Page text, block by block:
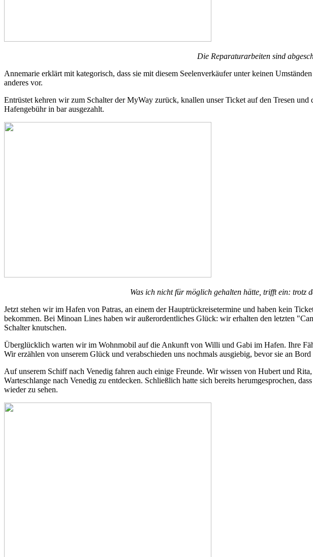
Die Reparaturarbeiten sind
Annemarie erklärt mit kategorisch, dass sie mit diesem Seelenverkäufer unter keinen
anderes vor.
Entrüstet kehren wir zum Schalter der MyWay zurück, knallen unser Ticket auf den Tresen
Hafengebühr in bar ausgezahlt.
Was ich nicht für möglich gehalten hätte, trifft ein: trotz
Jetzt stehen wir im Hafen von Patras, an einem der Hauptrückreisetermine und haben kein
bekommen. Bei Minoan Lines haben wir außerordentliches Glück: wir erhalten den letzten
Schalter knutschen.
Überglücklich warten wir im Wohnmobil auf die Ankunft von Willi und Gabi im Hafen. Ihre
Wir erzählen von unserem Glück und verabschieden uns nochmals ausgiebig, bevor sie an
Auf unserem Schiff nach Venedig fahren auch einige Freunde. Wir wissen von Hubert und
Warteschlange nach Venedig zu entdecken. Schließlich hatte sich bereits herumgesprochen,
wieder zu sehen.